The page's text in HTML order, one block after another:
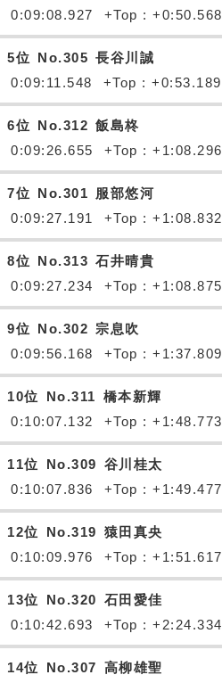
0:09:08.927
+Top : +0:50.568
5位 No.305 長谷川誠
0:09:11.548
+Top : +0:53.189
6位 No.312 飯島柊
0:09:26.655
+Top : +1:08.296
7位 No.301 服部悠河
0:09:27.191
+Top : +1:08.832
8位 No.313 石井晴貴
0:09:27.234
+Top : +1:08.875
9位 No.302 宗息吹
0:09:56.168
+Top : +1:37.809
10位 No.311 橋本新輝
0:10:07.132
+Top : +1:48.773
11位 No.309 谷川桂太
0:10:07.836
+Top : +1:49.477
12位 No.319 猿田真央
0:10:09.976
+Top : +1:51.617
13位 No.320 石田愛佳
0:10:42.693
+Top : +2:24.334
14位 No.307 高柳雄聖